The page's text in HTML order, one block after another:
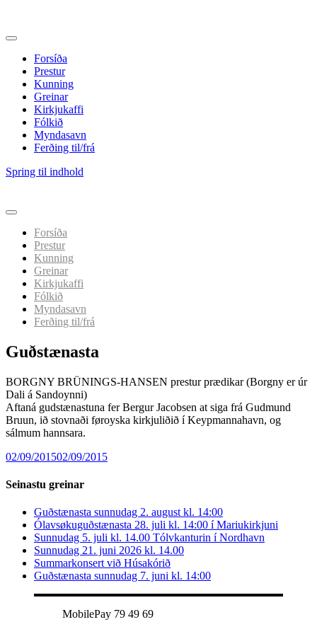
Forsíða
Prestur
Kunning
Greinar
Kirkjukaffi
Fólkið
Myndasavn
Ferðing til/frá
Spring til indhold
Forsíða
Prestur
Kunning
Greinar
Kirkjukaffi
Fólkið
Myndasavn
Ferðing til/frá
Guðstænasta
BORGNY BRÜNINGS-HANSEN prestur prædikar (Borgny er úr
Dali á Sandoynni)
Aftaná gudstænastuna fer Bergur Jacobsen at siga frá Gudmund
Bruun, ið stovnaði føroyska kirkjuliðið í Keypmannahavn, og
sálmum hannsara.
02/09/201502/09/2015
Seinastu greinar
Guðstænasta sunnudag 2. august kl. 14:00
Ólavsøkuguðstænasta 28. juli kl. 14:00 í Mariukirkjuni
Sunnudag 5. juli kl. 14.00 Tólvkanturin í Nordhavn
Sunnudag 21. juni 2026 kl. 14.00
Summarkonsert við Húsakórið
Guðstænasta sunnudag 7. juni kl. 14:00
MobilePay 79 49 69